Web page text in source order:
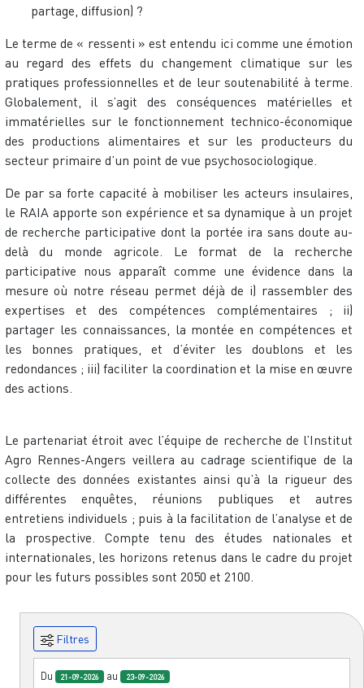
partage, diffusion) ?
Le terme de « ressenti » est entendu ici comme une émotion
au regard des effets du changement climatique sur les
pratiques professionnelles et de leur soutenabilité à terme.
Globalement, il s’agit des conséquences matérielles et
immatérielles sur le fonctionnement technico-économique
des productions alimentaires et sur les producteurs du
secteur primaire d’un point de vue psychosociologique.
De par sa forte capacité à mobiliser les acteurs insulaires,
le RAIA apporte son expérience et sa dynamique à un projet
de recherche participative dont la portée ira sans doute au-
delà du monde agricole. Le format de la recherche
participative nous apparaît comme une évidence dans la
mesure où notre réseau permet déjà de i) rassembler des
expertises et des compétences complémentaires ; ii)
partager les connaissances, la montée en compétences et
les bonnes pratiques, et d’éviter les doublons et les
redondances ; iii) faciliter la coordination et la mise en œuvre
des actions.
Le partenariat étroit avec l’équipe de recherche de l’Institut
Agro Rennes-Angers veillera au cadrage scientifique de la
collecte des données existantes ainsi qu’à la rigueur des
différentes enquêtes, réunions publiques et autres
entretiens individuels ; puis à la facilitation de l’analyse et de
la prospective. Compte tenu des études nationales et
internationales, les horizons retenus dans le cadre du projet
pour les futurs possibles sont 2050 et 2100.
Filtres
Du 21-09-2026 au 23-09-2026